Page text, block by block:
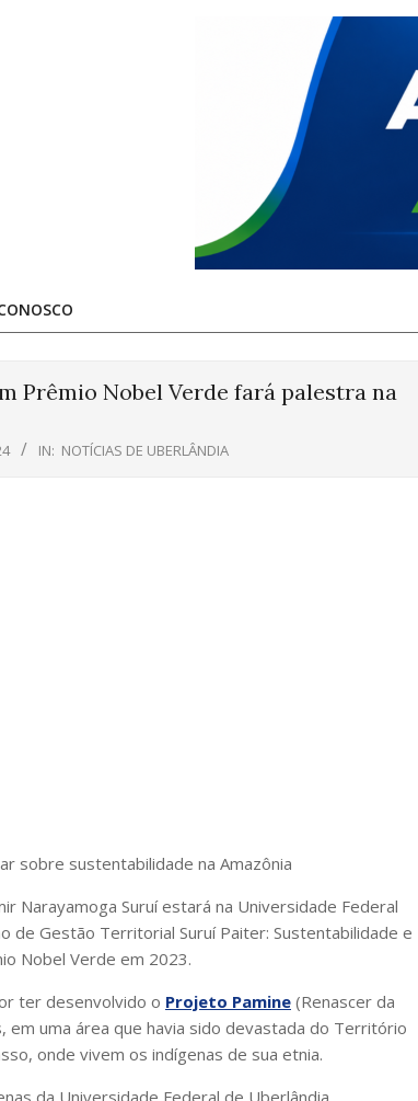
Prêmio Nobel Verde fará palestra na
IN: NOTÍCIAS DE UBERLÂNDIA
sobre sustentabilidade na Amazônia
Narayamoga Suruí estará na Universidade Federal
de Gestão Territorial Suruí Paiter: Sustentabilidade e
Nobel Verde em 2023.
ter desenvolvido o Projeto Pamine (Renascer da
em uma área que havia sido devastada do Território
onde vivem os indígenas de sua etnia.
da Universidade Federal de Uberlândia